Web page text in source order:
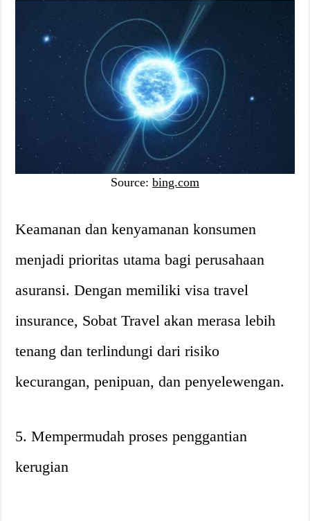
Source: bing.com
Keamanan dan kenyamanan konsumen
menjadi prioritas utama bagi perusahaan
asuransi. Dengan memiliki visa travel
insurance, Sobat Travel akan merasa lebih
tenang dan terlindungi dari risiko
kecurangan, penipuan, dan penyelewengan.
5. Mempermudah proses penggantian
kerugian